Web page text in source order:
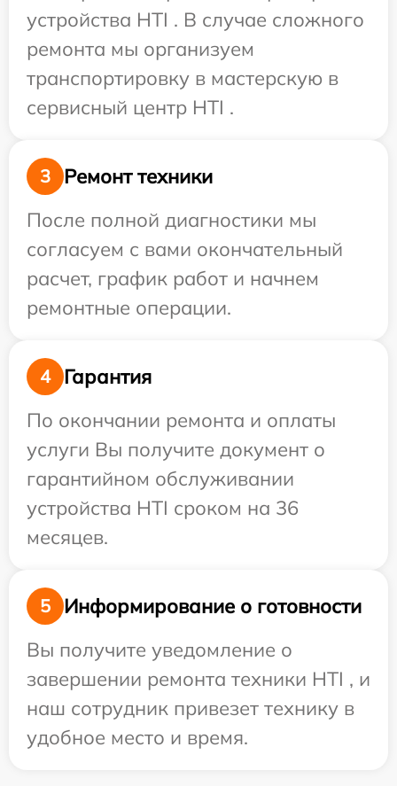
устройства HTI . В случае сложного
ремонта мы организуем
транспортировку в мастерскую в
сервисный центр HTI .
3
Ремонт техники
После полной диагностики мы
согласуем с вами окончательный
расчет, график работ и начнем
ремонтные операции.
4
Гарантия
По окончании ремонта и оплаты
услуги Вы получите документ о
гарантийном обслуживании
устройства HTI сроком на 36
месяцев.
5
Информирование о готовности
Вы получите уведомление о
завершении ремонта техники HTI , и
наш сотрудник привезет технику в
удобное место и время.